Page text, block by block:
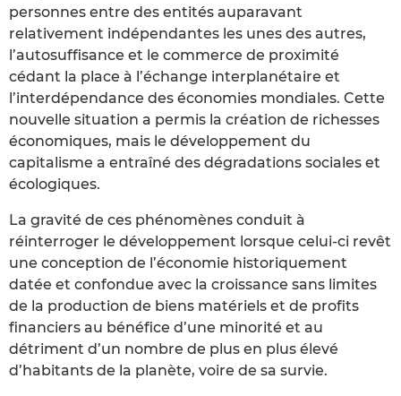
personnes entre des entités auparavant
relativement indépendantes les unes des autres,
l’autosuffisance et le commerce de proximité
cédant la place à l’échange interplanétaire et
l’interdépendance des économies mondiales. Cette
nouvelle situation a permis la création de richesses
économiques, mais le développement du
capitalisme a entraîné des dégradations sociales et
écologiques.
La gravité de ces phénomènes conduit à
réinterroger le développement lorsque celui-ci revêt
une conception de l’économie historiquement
datée et confondue avec la croissance sans limites
de la production de biens matériels et de profits
financiers au bénéfice d’une minorité et au
détriment d’un nombre de plus en plus élevé
d’habitants de la planète, voire de sa survie.